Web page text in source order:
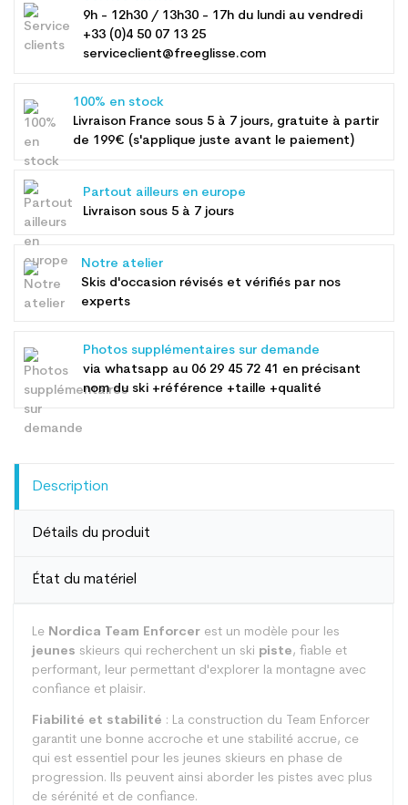
9h - 12h30 / 13h30 - 17h du lundi au vendredi
+33 (0)4 50 07 13 25
serviceclient@freeglisse.com
100% en stock
Livraison France sous 5 à 7 jours, gratuite à partir
de 199€ (s'applique juste avant le paiement)
Partout ailleurs en europe
Livraison sous 5 à 7 jours
Notre atelier
Skis d'occasion révisés et vérifiés par nos
experts
Photos supplémentaires sur demande
via whatsapp au 06 29 45 72 41 en précisant
nom du ski +référence +taille +qualité
Description
Détails du produit
État du matériel
Le Nordica Team Enforcer est un modèle pour les
jeunes skieurs qui recherchent un ski piste, fiable et
performant, leur permettant d'explorer la montagne avec
confiance et plaisir.
Fiabilité et stabilité : La construction du Team Enforcer
garantit une bonne accroche et une stabilité accrue, ce
qui est essentiel pour les jeunes skieurs en phase de
progression. Ils peuvent ainsi aborder les pistes avec plus
de sérénité et de confiance.